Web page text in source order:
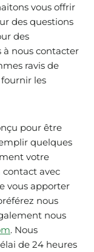
vous offrir
des questions
des
à nous contacter
ravis de
les
pour être
quelques
votre
contact avec
vous apporter
nous
nous
. Nous
de 24 heures